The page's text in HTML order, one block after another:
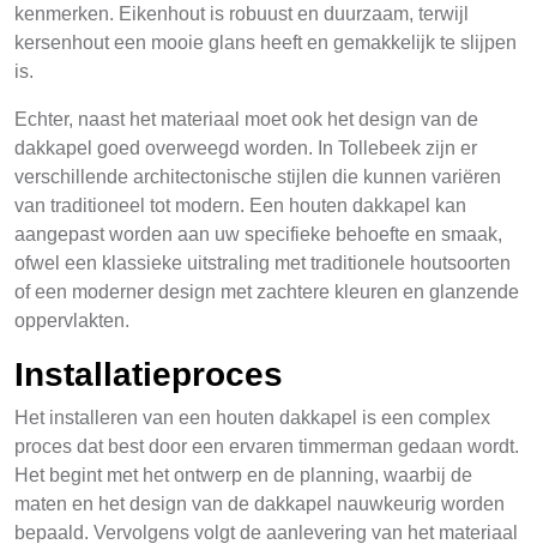
kenmerken. Eikenhout is robuust en duurzaam, terwijl
kersenhout een mooie glans heeft en gemakkelijk te slijpen
is.
Echter, naast het materiaal moet ook het design van de
dakkapel goed overweegd worden. In Tollebeek zijn er
verschillende architectonische stijlen die kunnen variëren
van traditioneel tot modern. Een houten dakkapel kan
aangepast worden aan uw specifieke behoefte en smaak,
ofwel een klassieke uitstraling met traditionele houtsoorten
of een moderner design met zachtere kleuren en glanzende
oppervlakten.
Installatieproces
Het installeren van een houten dakkapel is een complex
proces dat best door een ervaren timmerman gedaan wordt.
Het begint met het ontwerp en de planning, waarbij de
maten en het design van de dakkapel nauwkeurig worden
bepaald. Vervolgens volgt de aanlevering van het materiaal